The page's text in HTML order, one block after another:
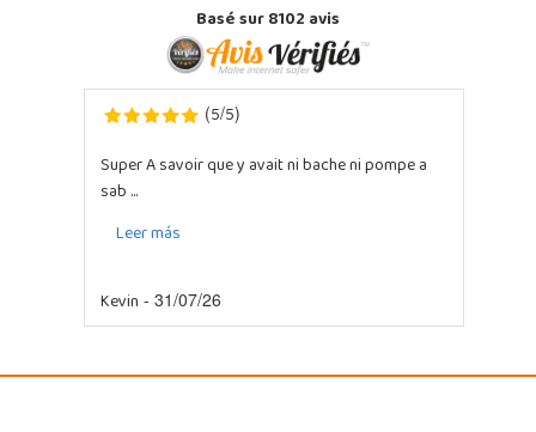
Basé sur 8102 avis
(5/5)
Super A savoir que y avait ni bache ni pompe a
sab ...
Leer más
Kevin - 31/07/26